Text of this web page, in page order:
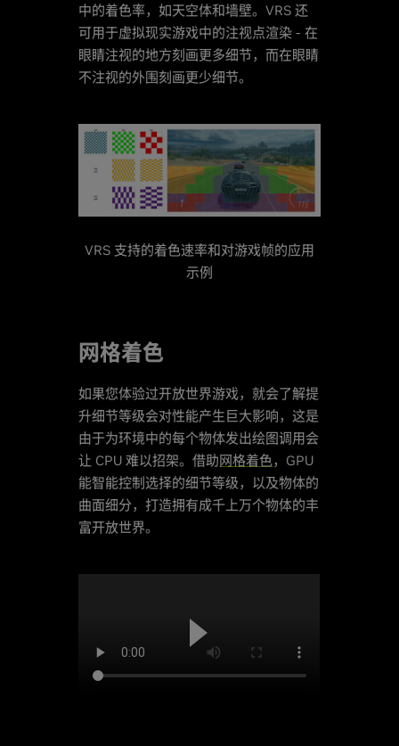
中的着色率，如天空体和墙壁。VRS 还
可用于虚拟现实游戏中的注视点渲染 - 在
眼睛注视的地方刻画更多细节，而在眼睛
不注视的外围刻画更少细节。
VRS 支持的着色速率和对游戏帧的应用
示例
网格着色
如果您体验过开放世界游戏，就会了解提
升细节等级会对性能产生巨大影响，这是
由于为环境中的每个物体发出绘图调用会
让 CPU 难以招架。借助网格着色，GPU
能智能控制选择的细节等级，以及物体的
曲面细分，打造拥有成千上万个物体的丰
富开放世界。